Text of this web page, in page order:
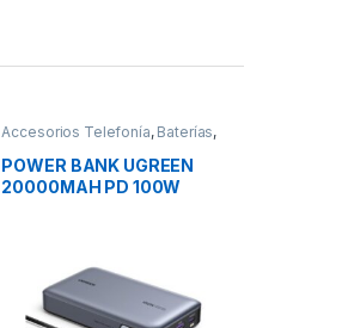
Accesorios Telefonía, Baterías,
POWER BANK UGREEN
20000MAH PD 100W